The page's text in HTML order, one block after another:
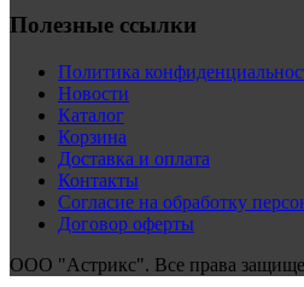
Полезные ссылки
Политика
Новости
Каталог
Корзина
Доставка и оплата
Контакты
Согласие на обработку
Договор оферты
ООО "Астрикс". Все права